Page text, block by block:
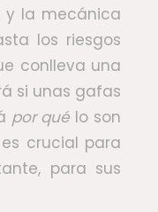
y la mecánica
los riesgos
conlleva una
si unas gafas
por qué lo son
crucial para
para sus